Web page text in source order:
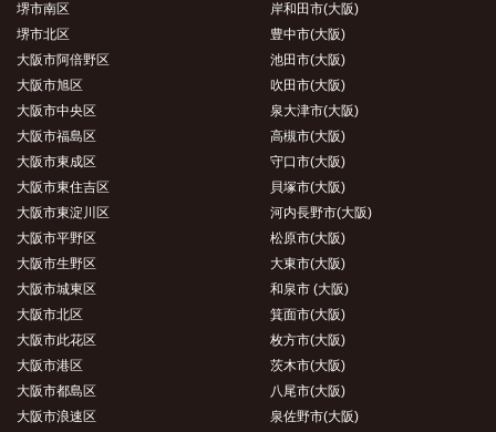
堺市南区
堺市北区
大阪市阿倍野区
大阪市旭区
大阪市中央区
大阪市福島区
大阪市東成区
大阪市東住吉区
大阪市東淀川区
大阪市平野区
大阪市生野区
大阪市城東区
大阪市北区
大阪市此花区
大阪市港区
大阪市都島区
大阪市浪速区
岸和田市(大阪)
豊中市(大阪)
池田市(大阪)
吹田市(大阪)
泉大津市(大阪)
高槻市(大阪)
守口市(大阪)
貝塚市(大阪)
河内長野市(大阪)
松原市(大阪)
大東市(大阪)
和泉市 (大阪)
箕面市(大阪)
枚方市(大阪)
茨木市(大阪)
八尾市(大阪)
泉佐野市(大阪)